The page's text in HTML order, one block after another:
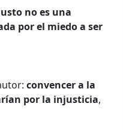
no es una
por el miedo a ser
convencer a la
por la injusticia,